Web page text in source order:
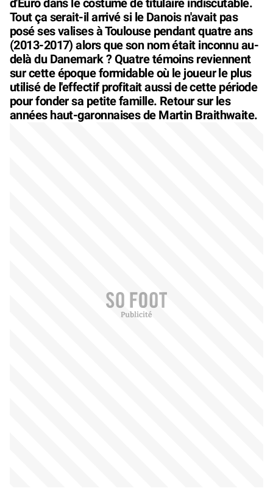
d'Euro dans le costume de titulaire indiscutable.
Tout ça serait-il arrivé si le Danois n'avait pas
posé ses valises à Toulouse pendant quatre ans
(2013-2017) alors que son nom était inconnu au-
delà du Danemark ? Quatre témoins reviennent
sur cette époque formidable où le joueur le plus
utilisé de l'effectif profitait aussi de cette période
pour fonder sa petite famille. Retour sur les
années haut-garonnaises de Martin Braithwaite.